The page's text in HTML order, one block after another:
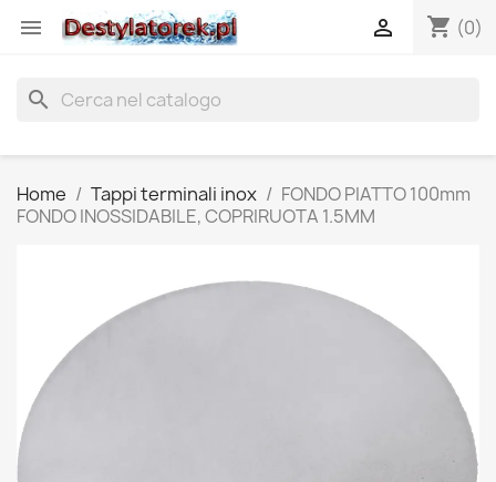
 shopping_cart (0)

search
Home Tappi terminali inox
FONDO PIATTO 100mm
FONDO INOSSIDABILE, COPRIRUOTA 1.5MM